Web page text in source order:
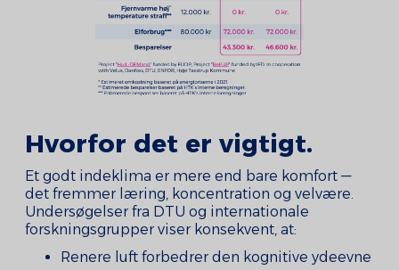
Hvorfor det er vigtigt.
Et godt indeklima er mere end bare komfort —
det fremmer læring, koncentration og velvære.
Undersøgelser fra DTU og internationale
forskningsgrupper viser konsekvent, at:
Renere luft forbedrer den kognitive ydeevne